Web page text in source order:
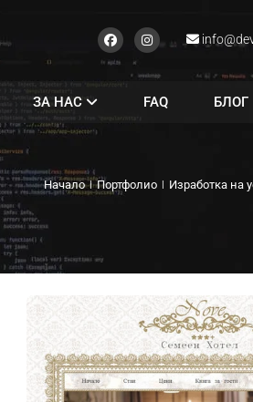
ЗА НАС FAQ БЛОГ
Начало Портфолио Изработка на